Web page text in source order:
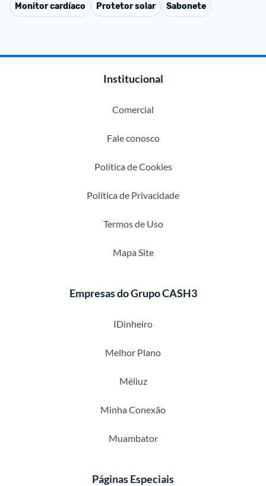
Monitor cardíaco
Protetor solar Sabonete
Institucional
Comercial
Fale conosco
Política de Cookies
Política de Privacidade
Termos de Uso
Mapa Site
Empresas do Grupo CASH3
IDinheiro
Melhor Plano
Méliuz
Minha Conexão
Muambator
Páginas Especiais